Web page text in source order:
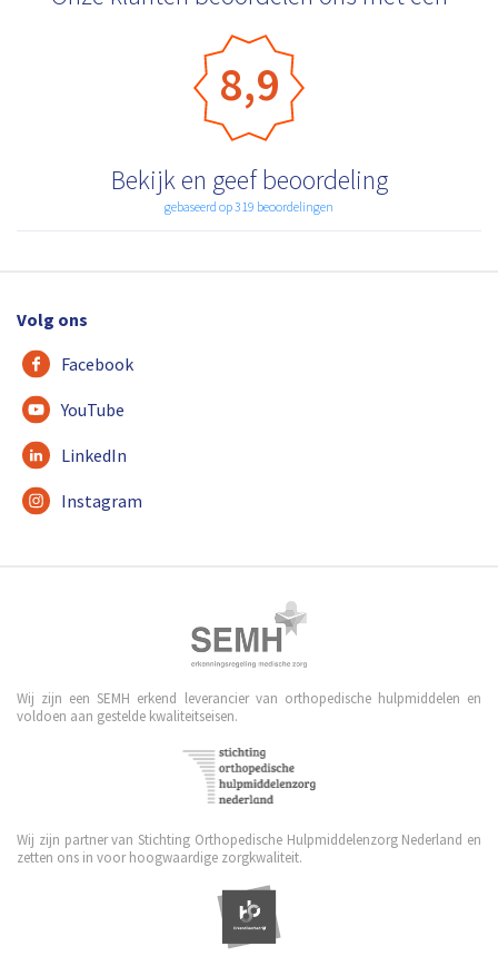
8,9
Bekijk en geef beoordeling
gebaseerd op 319 beoordelingen
Volg ons
Facebook
YouTube
LinkedIn
Instagram
Wij zijn een SEMH erkend leverancier van orthopedische hulpmiddelen en
voldoen aan gestelde kwaliteitseisen.
Wij zijn partner van Stichting Orthopedische Hulpmiddelenzorg Nederland en
zetten ons in voor hoogwaardige zorgkwaliteit.